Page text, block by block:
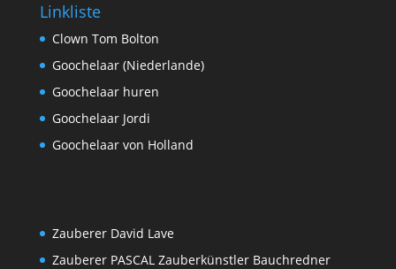
Linkliste
Clown Tom Bolton
Goochelaar (Niederlande)
Goochelaar huren
Goochelaar Jordi
Goochelaar von Holland
Zauberer David Lave
Zauberer PASCAL Zauberkünstler Bauchredner